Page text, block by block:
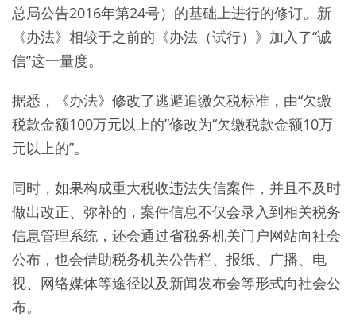
总局公告2016年第24号）的基础上进行的修订。新
《办法》相较于之前的《办法（试行）》加入了“诚
信”这一量度。
据悉，《办法》修改了逃避追缴欠税标准，由“欠缴
税款金额100万元以上的”修改为“欠缴税款金额10万
元以上的”。
同时，如果构成重大税收违法失信案件，并且不及时
做出改正、弥补的，案件信息不仅会录入到相关税务
信息管理系统，还会通过省税务机关门户网站向社会
公布，也会借助税务机关公告栏、报纸、广播、电
视、网络媒体等途径以及新闻发布会等形式向社会公
布。